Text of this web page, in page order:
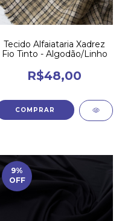
Tecido Alfaiataria Xadrez
Fio Tinto - Algodão/Linho
R$48,00
9%
OFF